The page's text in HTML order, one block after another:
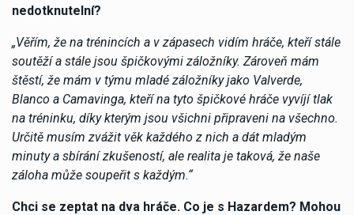
nedotknutelní?
„Věřím, že na trénincích a v zápasech vidím hráče, kteří stále
soutěží a stále jsou špičkovými záložníky. Zároveň mám
štěstí, že mám v týmu mladé záložníky jako Valverde,
Blanco a Camavinga, kteří na tyto špičkové hráče vyvíjí tlak
na tréninku, díky kterým jsou všichni připraveni na všechno.
Určitě musím zvážit věk každého z nich a dát mladým
minuty a sbírání zkušeností, ale realita je taková, že naše
záloha může soupeřit s každým.“
Chci se zeptat na dva hráče. Co je s Hazardem? Mohou